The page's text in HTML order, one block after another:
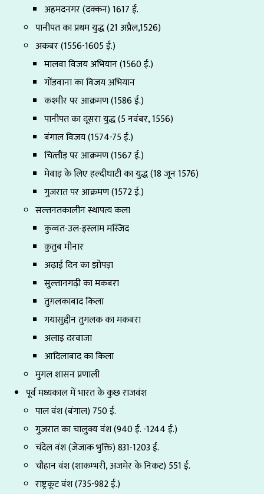
अहमदनगर (दक्कन) 1617 ई.
पानीपत का प्रथम युद्ध (21 अप्रैल,1526)
अकबर (1556-1605 ई.)
मालवा विजय अभियान (1560 ई.)
गोंडवाना का विजय अभियान
कश्मीर पर आक्रमण (1586 ई.)
पानीपत का दूसरा युद्ध (5 नवंबर, 1556)
बंगाल विजय (1574-75 ई.)
चित्‍तौड़ पर आक्रमण (1567 ई.)
मेवाड़ के लिए हल्दीघाटी का युद्ध (18 जून 1576)
गुजरात पर आक्रमण (1572 ई.)
सल्तनतकालीन स्थापत्य कला
कुव्वत-उल-इस्लाम मस्जिद
क़ुतुब मीनार
अढ़ाई दिन का झोपड़ा
सुल्तानगढ़ी का मकबरा
तुग़लकाबाद किला
गयासुद्दीन तुगलक का मकबरा
अलाइ दरवाजा
आदिलाबाद का किला
मुगल शासन प्रणाली
पूर्व मध्यकाल में भारत के कुछ राजवंश
पाल वंश (बंगाल) 750 ई.
गुजरात का चालुक्य वंश (940 ई. -1244 ई.)
चंदेल वंश (जेजाक भुक्ति) 831-1203 ई.
चौहान वंश (शाकम्भरी, अजमेर के निकट) 551 ई.
राष्ट्रकूट वंश (735-982 ई.)